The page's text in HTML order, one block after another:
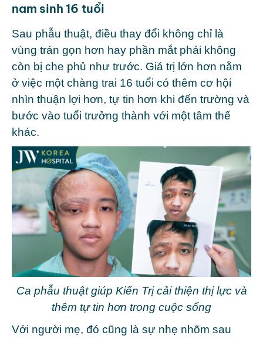
nam sinh 16 tuổi
Sau phẫu thuật, điều thay đổi không chỉ là
vùng trán gọn hơn hay phần mắt phải không
còn bị che phủ như trước. Giá trị lớn hơn nằm
ở việc một chàng trai 16 tuổi có thêm cơ hội
nhìn thuận lợi hơn, tự tin hơn khi đến trường và
bước vào tuổi trưởng thành với một tâm thế
khác.
Ca phẫu thuật giúp Kiến Trị cải thiện thị lực và
thêm tự tin hơn trong cuộc sống
Với người mẹ, đó cũng là sự nhẹ nhõm sau